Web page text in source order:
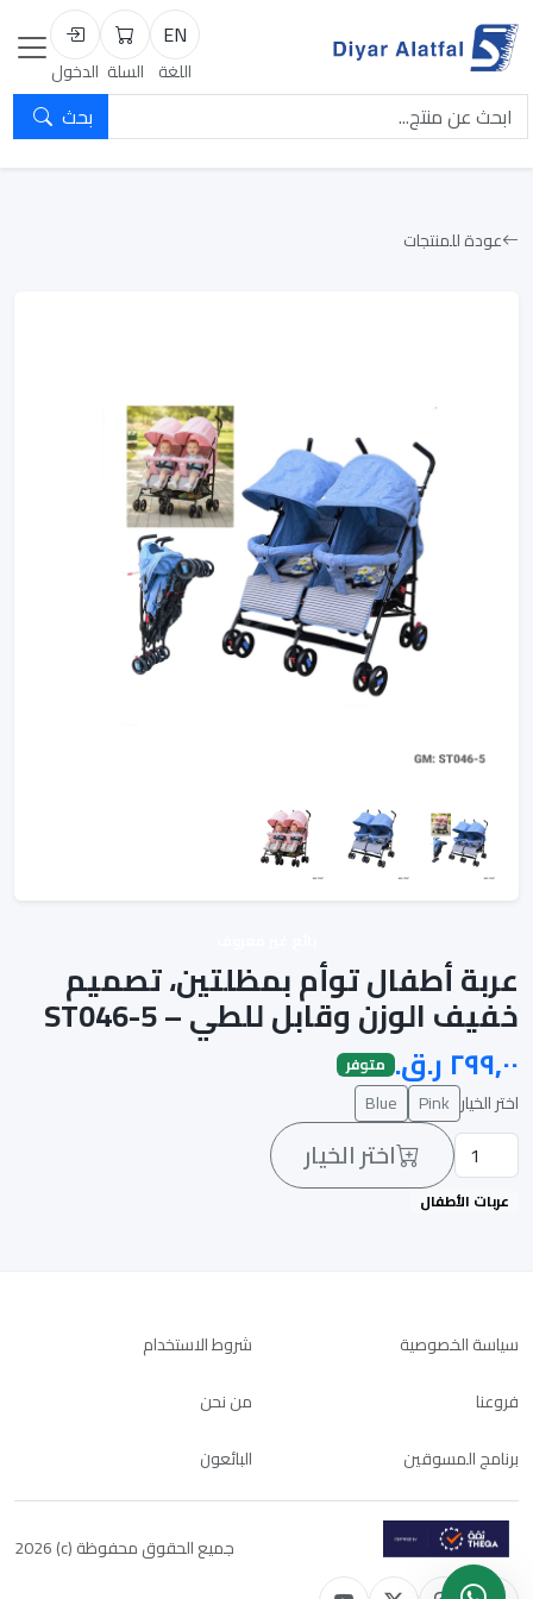
EN
اللغة
السلة
السلة
تسجيل
الدخول
بحث
عودة للمنتجات
عربة أطفال توأم بمظلتين، تصميم
خفيف الوزن وقابل للطي – ST046-5
متوفر
اختر الخيار Pink
Blue
اختر الخيار
عربات الأطفال
سياسة الخصوصية
شروط الاستخدام
فروعنا
من نحن
برنامج المسوقين
البائعون
جميع الحقوق محفوظة (c) 2026